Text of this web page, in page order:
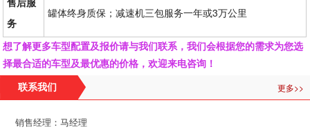
务
罐体终身质保；减速机三包服务一年或3万公里
想了解更多车型配置及报价请与我们联系，我们会根据您的需求为您选
择最合适的车型及最优惠的价格，欢迎来电咨询！
联系我们 更多>>
销售经理：马经理